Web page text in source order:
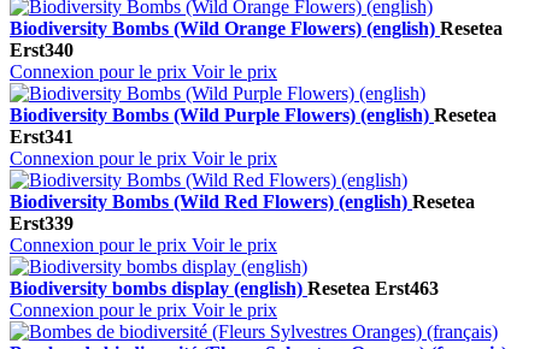
Biodiversity Bombs (Wild Orange Flowers) (english) Resetea
Erst340
Connexion pour le prix Voir le prix
Biodiversity Bombs (Wild Purple Flowers) (english) Resetea
Erst341
Connexion pour le prix Voir le prix
Biodiversity Bombs (Wild Red Flowers) (english) Resetea
Erst339
Connexion pour le prix Voir le prix
Biodiversity bombs display (english) Resetea Erst463
Connexion pour le prix Voir le prix